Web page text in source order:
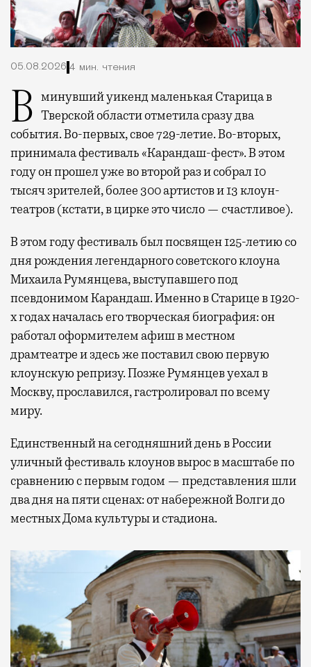
05.08.2026 4 мин. чтения
В минувший уикенд маленькая Старица в Тверской области отметила сразу два
события. Во-первых, свое 729-летие. Во-вторых,
принимала фестиваль «Карандаш-фест». В этом
году он прошел уже во второй раз и собрал 10
тысяч зрителей, более 300 артистов и 13 клоун-
театров (кстати, в цирке это число — счастливое).
В этом году фестиваль был посвящен 125-летию со
дня рождения легендарного советского клоуна
Михаила Румянцева, выступавшего под
псевдонимом Карандаш. Именно в Старице в 1920-
х годах началась его творческая биография: он
работал оформителем афиш в местном
драмтеатре и здесь же поставил свою первую
клоунскую репризу. Позже Румянцев уехал в
Москву, прославился, гастролировал по всему
миру.
Единственный на сегодняшний день в России
уличный фестиваль клоунов вырос в масштабе по
сравнению с первым годом — представления шли
два дня на пяти сценах: от набережной Волги до
местных Дома культуры и стадиона.